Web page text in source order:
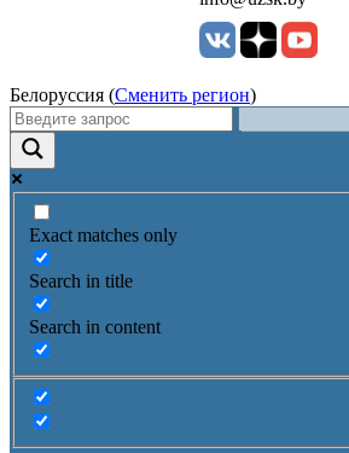
Белоруссия (Сменить регион)
Exact matches only
Search in title
Search in content